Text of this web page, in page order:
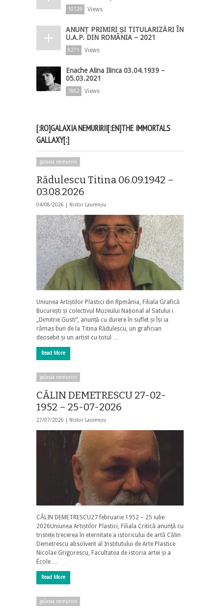
10729 Views
ANUNȚ PRIMIRI ȘI TITULARIZĂRI ÎN
U.A.P. DIN ROMÂNIA – 2021
8271 Views
Enache Alina Ilinca 03.04.1939 –
05.03.2021
7862 Views
[:RO]GALAXIA NEMURIRII[:EN]THE IMMORTALS
GALLAXY[:]
galaxia nemuririi
Rădulescu Titina 06.09.1942 –
03.08.2026
04/08/2026 | Nistor Laurențiu
Uniunea Artiștilor Plastici din Rpmânia, Filiala Grafică
București și colectivul Muzeului Național al Satului i
„Dimitrie Gusti”, anunță cu durere în suflet și își ia
rămas bun de la Titina Rădulescu, un grafician
deosebit și un artist cu totul …
Read More
galaxia nemuririi
CĂLIN DEMETRESCU 27-02-
1952 – 25-07-2026
27/07/2026 | Nistor Laurențiu
CĂLIN DEMETRESCU27 februarie 1952 – 25 iulie
2026Uniunea Artiștilor Plastici, Filiala Critică anunță cu
tristețe trecerea în eternitate a istoricului de artă Călin
Demetrescu absolvent al Institutului de Arte Plastice
Nicolae Grigorescu, Facultatea de istoria artei și a
École …
Read More
galaxia nemuririi